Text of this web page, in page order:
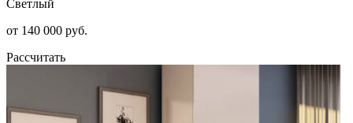
Светлый
от 140 000 руб.
Рассчитать